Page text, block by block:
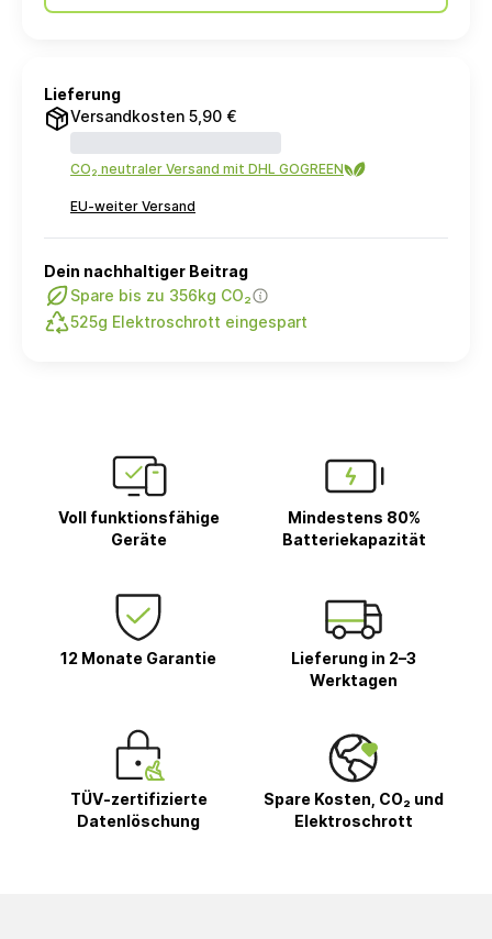
Lieferung
Versandkosten 5,90 €
CO₂ neutraler Versand mit DHL GOGREEN
EU-weiter Versand
Dein nachhaltiger Beitrag
Spare bis zu 356kg CO₂
525g Elektroschrott eingespart
Voll funktionsfähige
Geräte
Mindestens 80%
Batteriekapazität
12 Monate Garantie
Lieferung in 2–3
Werktagen
TÜV-zertifizierte
Datenlöschung
Spare Kosten, CO₂ und
Elektroschrott